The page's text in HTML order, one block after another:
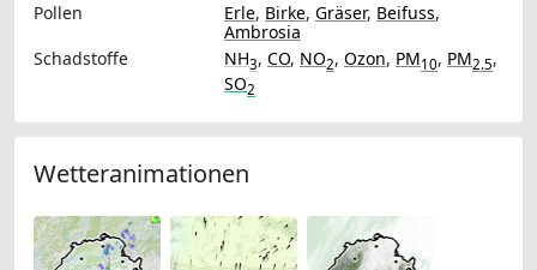
Pollen
Erle, Birke, Gräser, Beifuss,
Ambrosia
Schadstoffe
NH3, CO, NO2, Ozon, PM10, PM2.5,
SO2
Wetteranimationen